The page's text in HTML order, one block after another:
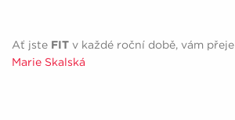
Ať jste FIT v každé roční době, vám přeje
Marie Skalská